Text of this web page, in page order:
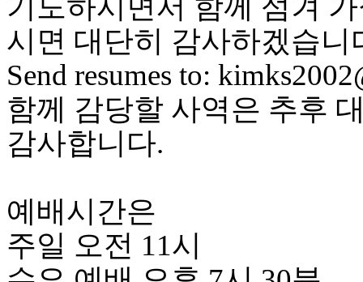
중
절
코
리
아
e
뉴
스
신
제
휴
사
이
트
기도하시면서 함께 섬겨
시면 대단히 감사하겠습니
Send resumes to:
함께 감당할 사역은 추후
감사합니다.
예배시간은
주일 오전 11시